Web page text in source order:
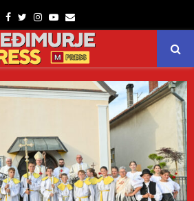
Facebook
TwitterInstagram
Youtube
Email